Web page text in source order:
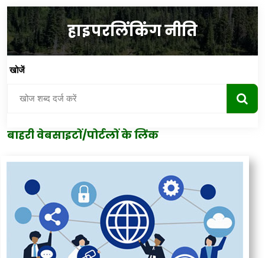
हाइपरलिंकिंग नीति
खोजें
बाहरी वेबसाइटों/पोर्टलों के लिंक